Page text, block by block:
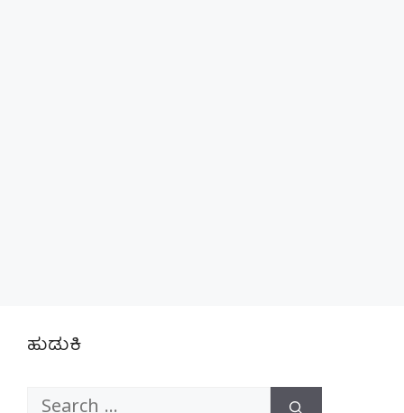
ಹುಡುಕಿ
Search